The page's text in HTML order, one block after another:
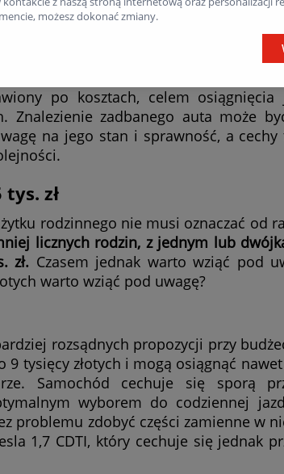
stanu idealnego. Jednak rozsądnie
zachowanego w lepszym
cenowym do 15 tys. zł. Część z
po kosztach, celem osiągnięcia
zadbanego auta może
na jego stan i sprawność, a
zł
rodzinnego nie musi oznaczać od
licznych rodzin, z jednym lub
zł. Czasem jednak warto wziąć pod
warto wziąć pod uwagę?
rozsądnych propozycji przy
9 tysięcy złotych i mogą osiągnąć
Samochód cechuje się sporą
wyborem do codziennej
problemu zdobyć części zamienne w
1,7 CDTI, który cechuje się jednak
możesz dokonać zmiany.